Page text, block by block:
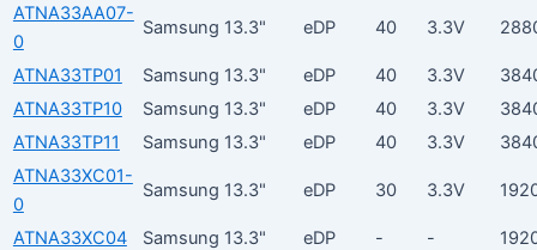
ATNA33AA07-
0
Samsung 13.3" eDP 40 3.3V
ATNA33TP01 Samsung 13.3" eDP 40 3.3V
ATNA33TP10
Samsung 13.3" eDP 40 3.3V
ATNA33TP11
Samsung 13.3" eDP 40 3.3V
ATNA33XC01-
0
Samsung 13.3" eDP 30 3.3V
ATNA33XC04 Samsung 13.3" eDP - -